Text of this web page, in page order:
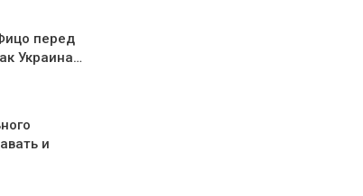
перед
Украина…
и